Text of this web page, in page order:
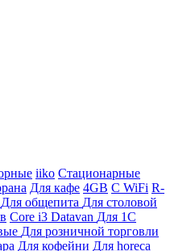
iiko Стационарные
Для кафе 4GB С WiFi R-
Для общепита Для столовой
Core i3 Datavan Для 1С
Для розничной торговли
Для кофейни Для horeca